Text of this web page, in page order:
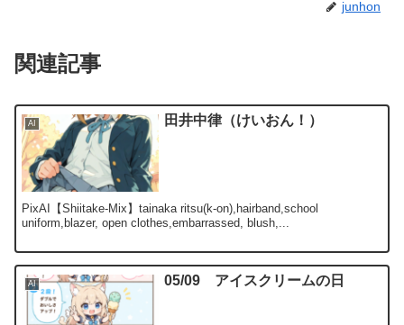
junhon
関連記事
AI 田井中律（けいおん！）
PixAI【Shiitake-Mix】tainaka ritsu(k-on),hairband,school
uniform,blazer, open clothes,embarrassed, blush,...
AI 05/09 アイスクリームの日